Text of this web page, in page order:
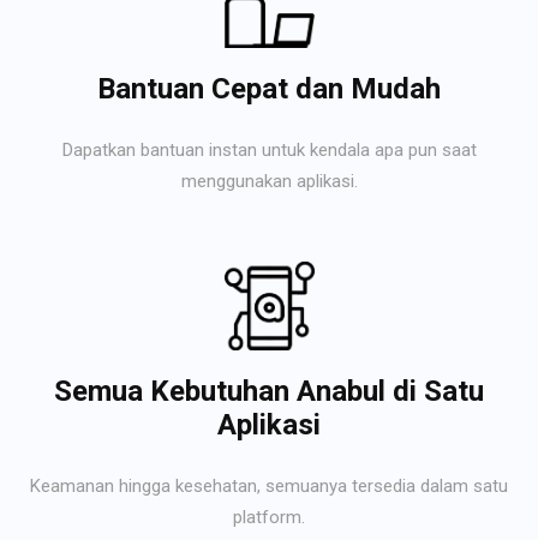
Bantuan Cepat dan Mudah
Dapatkan bantuan instan untuk kendala apa pun saat
menggunakan aplikasi.
Semua Kebutuhan Anabul di Satu
Aplikasi
Keamanan hingga kesehatan, semuanya tersedia dalam satu
platform.